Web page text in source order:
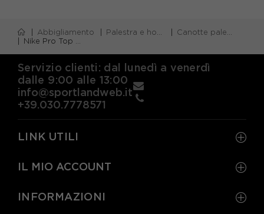
Abbigliamento Palestra e home gym
Canotte palestra
Nike Pro Top Palestra Nero Donna
Servizio clienti: dal lunedì a venerdì
dalle 9:00 alle 13:00
info@sportlandweb.it
+39.030.7778571
LINK UTILI
IL MIO ACCOUNT
INFORMAZIONI